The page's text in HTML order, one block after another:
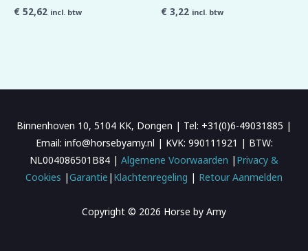
€ 52,62 incl. btw € 3,22 incl. btw
Binnenhoven 10, 5104 KK, Dongen | Tel: +31(0)6-49031885 |
Email: info@horsebyamy.nl | KVK: 990111921 | BTW:
NL004086501B84 | Algemene Voorwaarden | Privacy &
Cookies |Garantie | Klachtenregeling | Retour Aanmelden
Copyright © 2026 Horse by Amy